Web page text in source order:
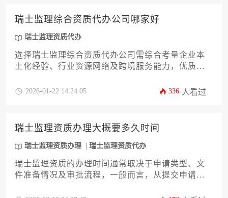
境沟通效率等维度进行综合判断。
瑞士监理综合资质代办公司哪家好
瑞士监理资质代办
选择瑞士监理综合资质代办公司需综合考量企业本
土化经验、行业资源网络及跨境服务能力，优质机
务团队，能够针对性解决中资企业在瑞士工程监理
2026-01-22 14:24:05 336 人看过
瑞士监理资质办理大概要多久时间
瑞士监理资质办理 瑞士监理资质代办
瑞士监理资质的办理时间通常取决于申请类型、文
件准备情况及审批流程，一般而言，从提交申请到